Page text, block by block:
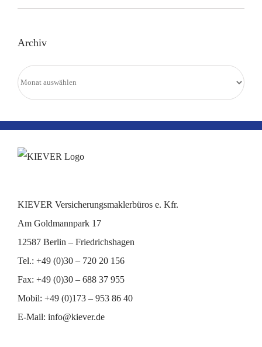
Archiv
Archiv
KIEVER Versicherungsmaklerbüros e. Kfr.
Am Goldmannpark 17
12587 Berlin – Friedrichshagen
Tel.: +49 (0)30 – 720 20 156
Fax: +49 (0)30 – 688 37 955
Mobil: +49 (0)173 – 953 86 40
E-Mail: info@kiever.de